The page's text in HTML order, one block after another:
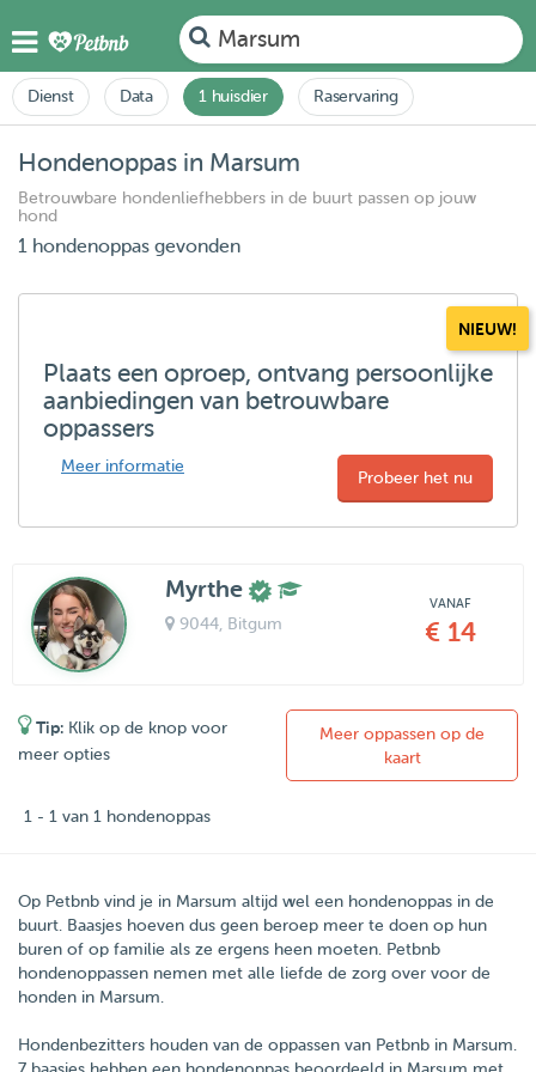
Marsum
Dienst Data 1 huisdier Raservaring
Hondenoppas in Marsum
Betrouwbare hondenliefhebbers in de buurt passen op jouw
hond
1 hondenoppas gevonden
NIEUW!
Plaats een oproep, ontvang persoonlijke
aanbiedingen van betrouwbare
oppassers
Meer informatie
Probeer het nu
Myrthe
9044, Bitgum
VANAF
€ 14
Tip: Klik op de knop voor
meer opties
Meer oppassen op de
kaart
1 - 1 van 1 hondenoppas
Op Petbnb vind je in Marsum altijd wel een hondenoppas in de
buurt. Baasjes hoeven dus geen beroep meer te doen op hun
buren of op familie als ze ergens heen moeten. Petbnb
hondenoppassen nemen met alle liefde de zorg over voor de
honden in Marsum.
Hondenbezitters houden van de oppassen van Petbnb in Marsum.